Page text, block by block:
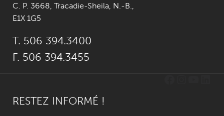
C. P. 3668, Tracadie-Sheila, N.-B.,
E1X 1G5
T. 506 394.3400
F. 506 394.3455
RESTEZ INFORMÉ !